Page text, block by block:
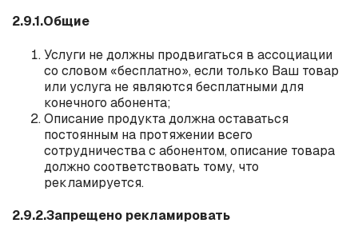
2.9.1.Общие
Услуги не должны продвигаться в ассоциации
со словом «бесплатно», если только Ваш товар
или услуга не являются бесплатными для
конечного абонента;
Описание продукта должна оставаться
постоянным на протяжении всего
сотрудничества с абонентом, описание товара
должно соответствовать тому, что
рекламируется.
2.9.2.Запрещено рекламировать